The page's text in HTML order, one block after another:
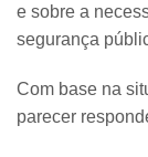
e sobre a
segurança
Com base na
parecer